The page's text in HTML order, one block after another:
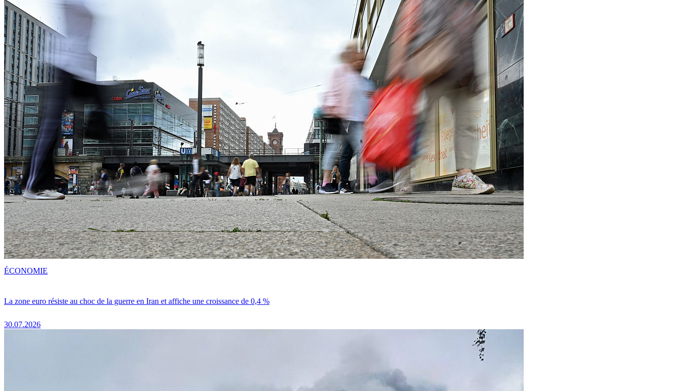
La zone euro résiste au choc de la guerre en Iran et affiche une croissance de 0,4 %
30.07.2026
ÉCONOMIE